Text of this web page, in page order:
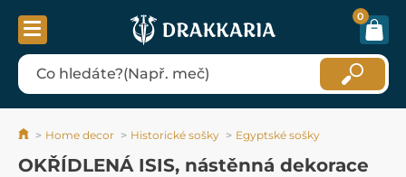
0
Home decor Historické sošky Egyptské sošky
OKŘÍDLENÁ ISIS, nástěnná dekorace